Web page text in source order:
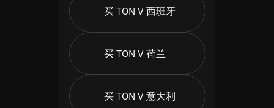
买 TON V 西班牙
买 TON V 荷兰
买 TON V 意大利